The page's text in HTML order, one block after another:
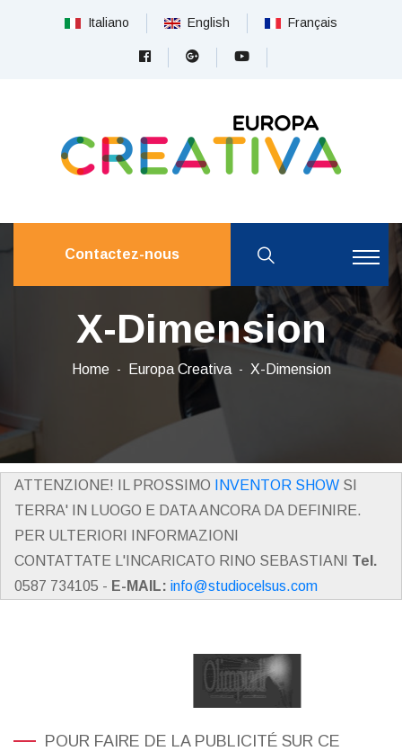
Italiano English Français
Contactez-nous
X-Dimension
Home Europa Creativa X-Dimension
ATTENZIONE! IL PROSSIMO INVENTOR SHOW SI
TERRA' IN LUOGO E DATA ANCORA DA DEFINIRE.
PER ULTERIORI INFORMAZIONI
CONTATTATE L'INCARICATO RINO SEBASTIANI Tel.
0587 734105 - E-MAIL: info@studiocelsus.com
POUR FAIRE DE LA PUBLICITÉ SUR CE